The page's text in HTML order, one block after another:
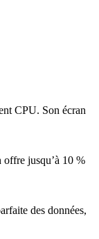
CPU. Son écran
offre jusqu’à 10 %
des données,